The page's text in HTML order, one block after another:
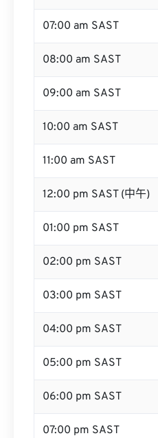
07:00 am SAST
08:00 am SAST
09:00 am SAST
10:00 am SAST
11:00 am SAST
12:00 pm SAST (中午)
01:00 pm SAST
02:00 pm SAST
03:00 pm SAST
04:00 pm SAST
05:00 pm SAST
06:00 pm SAST
07:00 pm SAST